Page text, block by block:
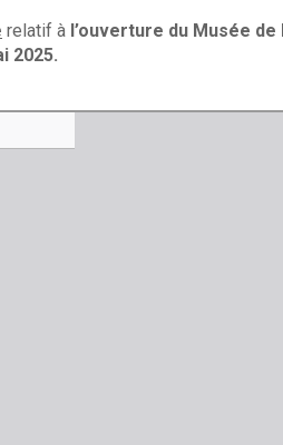
relatif à l’ouverture du Musée
2025.